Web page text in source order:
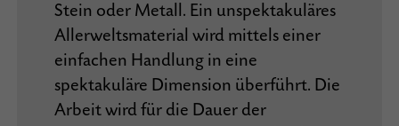
Stein oder Metall. Ein unspektakuläres
Allerweltsmaterial wird mittels einer
einfachen Handlung in eine
spektakuläre Dimension überführt. Die
Arbeit wird für die Dauer der